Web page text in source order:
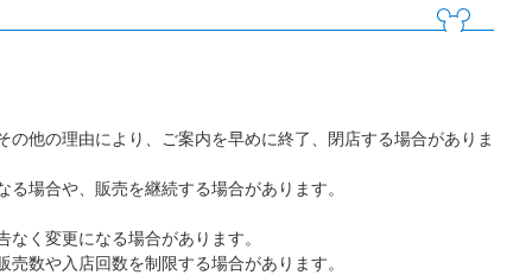
他の理由により、ご案内を早めに終了、閉店する場合がありま
場合や、販売を継続する場合があります。
く変更になる場合があります。
数や入店回数を制限する場合があります。